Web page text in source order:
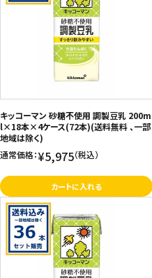
お菓子
飲料
酒類
日用品
ギフト
セール
フードロス
ペット用品
価格が安い
価格が高い
お気に入り登録数
キッコーマン 砂糖不使用 調製豆乳 200m
l×18本×4ケース(72本)(送料無料 、一部
地域は除く)
通常価格：¥5,975（税込）
カートに入れる